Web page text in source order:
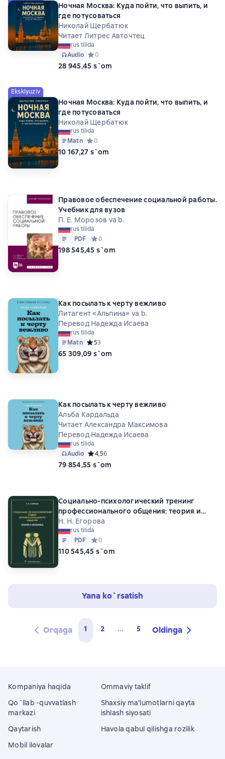
Ночная Москва: Куда пойти, что выпить, и
где потусоваться
Николай Щербатюк
Читает Литрес Авточтец
rus tilida
Audio Средний рейтинг 0 на основе 0 оценок
0
28 945,45 s`om
Eksklyuziv
Ночная Москва: Куда пойти, что выпить, и
где потусоваться
Николай Щербатюк
rus tilida
Matn Средний рейтинг 0 на основе 0 оценок
0
10 167,27 s`om
Правовое обеспечение социальной работы.
Учебник для вузов
П. Е. Морозов va b.
rus tilida
Matn
PDF
PDF Средний рейтинг 0 на основе 0 оценок
0
198 545,45 s`om
Как посылать к черту вежливо
Литагент «Альпина» va b.
Перевод Надежда Исаева
rus tilida
Matn Средний рейтинг 5 на основе 3 оценок
53
65 309,09 s`om
Как посылать к черту вежливо
Альба Кардальда
Читает Александра Максимова
Перевод Надежда Исаева
rus tilida
Audio Средний рейтинг 4,5 на основе 6 оценок
4,56
79 854,55 s`om
Социально-психологический тренинг
профессионального общения: теория и
практика
Н. Н. Егорова
rus tilida
Matn
PDF
PDF Средний рейтинг 0 на основе 0 оценок
0
110 545,45 s`om
Yana ko`rsatish
Orqaga 1 2 ... 5 Oldinga
Kompaniya haqida
Qo`llab -quvvatlash
markazi
Qaytarish
Mobil ilovalar
Ommaviy taklif
Shaxsiy ma'lumotlarni qayta
ishlash siyosati
Havola qabul qilishga rozilik